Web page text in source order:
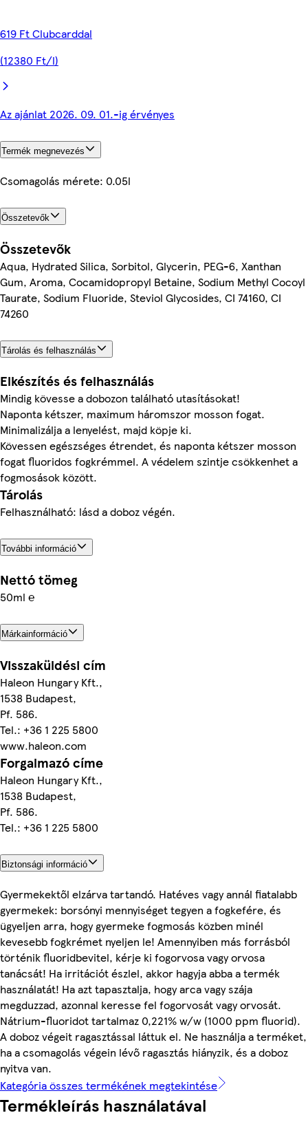
619 Ft Clubcarddal
(12380 Ft/l)
Az ajánlat 2026. 09. 01.-ig érvényes
Termék megnevezés
Csomagolás mérete: 0.05l
Összetevők
Összetevők
Aqua, Hydrated Silica, Sorbitol, Glycerin, PEG-6, Xanthan
Gum, Aroma, Cocamidopropyl Betaine, Sodium Methyl Cocoyl
Taurate, Sodium Fluoride, Steviol Glycosides, CI 74160, CI
74260
Tárolás és felhasználás
Elkészítés és felhasználás
Mindig kövesse a dobozon található utasításokat!
Naponta kétszer, maximum háromszor mosson fogat.
Minimalizálja a lenyelést, majd köpje ki.
Kövessen egészséges étrendet, és naponta kétszer mosson
fogat fluoridos fogkrémmel. A védelem szintje csökkenhet a
fogmosások között.
Tárolás
Felhasználható: lásd a doboz végén.
További információ
Nettó tömeg
50ml ℮
Márkainformáció
Visszaküldési cím
Haleon Hungary Kft.,
1538 Budapest,
Pf. 586.
Tel.: +36 1 225 5800
www.haleon.com
Forgalmazó címe
Haleon Hungary Kft.,
1538 Budapest,
Pf. 586.
Tel.: +36 1 225 5800
Biztonsági információ
Gyermekektől elzárva tartandó. Hatéves vagy annál fiatalabb
gyermekek: borsónyi mennyiséget tegyen a fogkefére, és
ügyeljen arra, hogy gyermeke fogmosás közben minél
kevesebb fogkrémet nyeljen le! Amennyiben más forrásból
történik fluoridbevitel, kérje ki fogorvosa vagy orvosa
tanácsát! Ha irritációt észlel, akkor hagyja abba a termék
használatát! Ha azt tapasztalja, hogy arca vagy szája
megduzzad, azonnal keresse fel fogorvosát vagy orvosát.
Nátrium-fluoridot tartalmaz 0,221% w/w (1000 ppm fluorid).
A doboz végeit ragasztással láttuk el. Ne használja a terméket,
ha a csomagolás végein lévő ragasztás hiányzik, és a doboz
nyitva van.
Kategória összes termékének megtekintése
Termékleírás használatával